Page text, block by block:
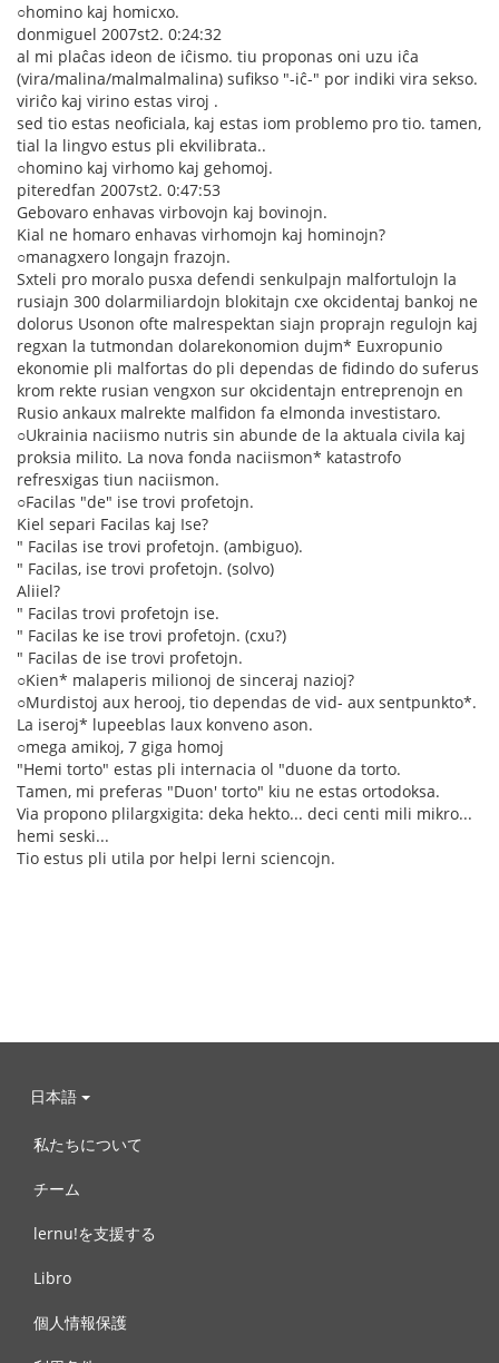
○homino kaj homicxo.
donmiguel 2007st2. 0:24:32
al mi plaĉas ideon de iĉismo. tiu proponas oni uzu iĉa
(vira/malina/malmalmalina) sufikso "-iĉ-" por indiki vira sekso.
viriĉo kaj virino estas viroj .
sed tio estas neoficiala, kaj estas iom problemo pro tio. tamen,
tial la lingvo estus pli ekvilibrata..
○homino kaj virhomo kaj gehomoj.
piteredfan 2007st2. 0:47:53
Gebovaro enhavas virbovojn kaj bovinojn.
Kial ne homaro enhavas virhomojn kaj hominojn?
○managxero longajn frazojn.
Sxteli pro moralo pusxa defendi senkulpajn malfortulojn la
rusiajn 300 dolarmiliardojn blokitajn cxe okcidentaj bankoj ne
dolorus Usonon ofte malrespektan siajn proprajn regulojn kaj
regxan la tutmondan dolarekonomion dujm* Euxropunio
ekonomie pli malfortas do pli dependas de fidindo do suferus
krom rekte rusian vengxon sur okcidentajn entreprenojn en
Rusio ankaux malrekte malfidon fa elmonda investistaro.
○Ukrainia naciismo nutris sin abunde de la aktuala civila kaj
proksia milito. La nova fonda naciismon* katastrofo
refresxigas tiun naciismon.
○Facilas "de" ise trovi profetojn.
Kiel separi Facilas kaj Ise?
" Facilas ise trovi profetojn. (ambiguo).
" Facilas, ise trovi profetojn. (solvo)
Aliiel?
" Facilas trovi profetojn ise.
" Facilas ke ise trovi profetojn. (cxu?)
" Facilas de ise trovi profetojn.
○Kien* malaperis milionoj de sinceraj nazioj?
○Murdistoj aux herooj, tio dependas de vid- aux sentpunkto*.
La iseroj* lupeeblas laux konveno ason.
○mega amikoj, 7 giga homoj
"Hemi torto" estas pli internacia ol "duone da torto.
Tamen, mi preferas "Duon' torto" kiu ne estas ortodoksa.
Via propono plilargxigita: deka hekto... deci centi mili mikro...
hemi seski...
Tio estus pli utila por helpi lerni sciencojn.
日本語
私たちについて
チーム
lernu!を支援する
Libro
個人情報保護